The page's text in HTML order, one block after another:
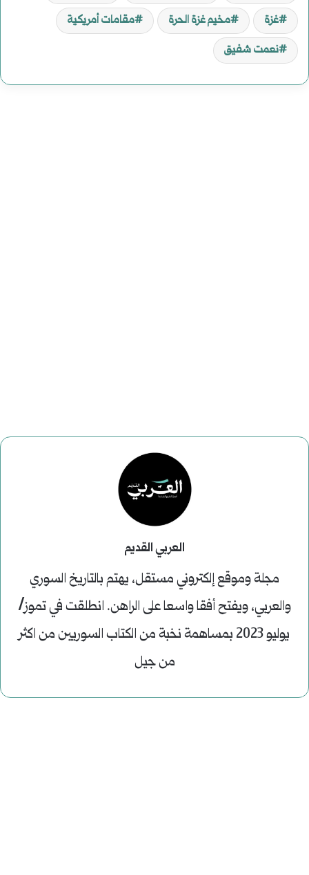
غزة مخيم غزة الحرة
مقامات أمريكية
نعمت شفيق
العربي القديم
مجلة وموقع إلكتروني مستقل، يهتم بالتاريخ السوري
والعربي، ويفتح أفقا واسعا على الراهن. انطلقت في تموز/
يوليو 2023 بمساهمة نخبة من الكتاب السوريين من اكثر
من جيل